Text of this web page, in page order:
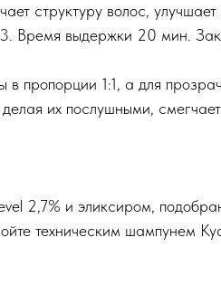
структуру волос,
Время выдержки 20 мин.
в пропорции 1:1, а для
их послушными,
2,7% и эликсиром,
техническим шампунем